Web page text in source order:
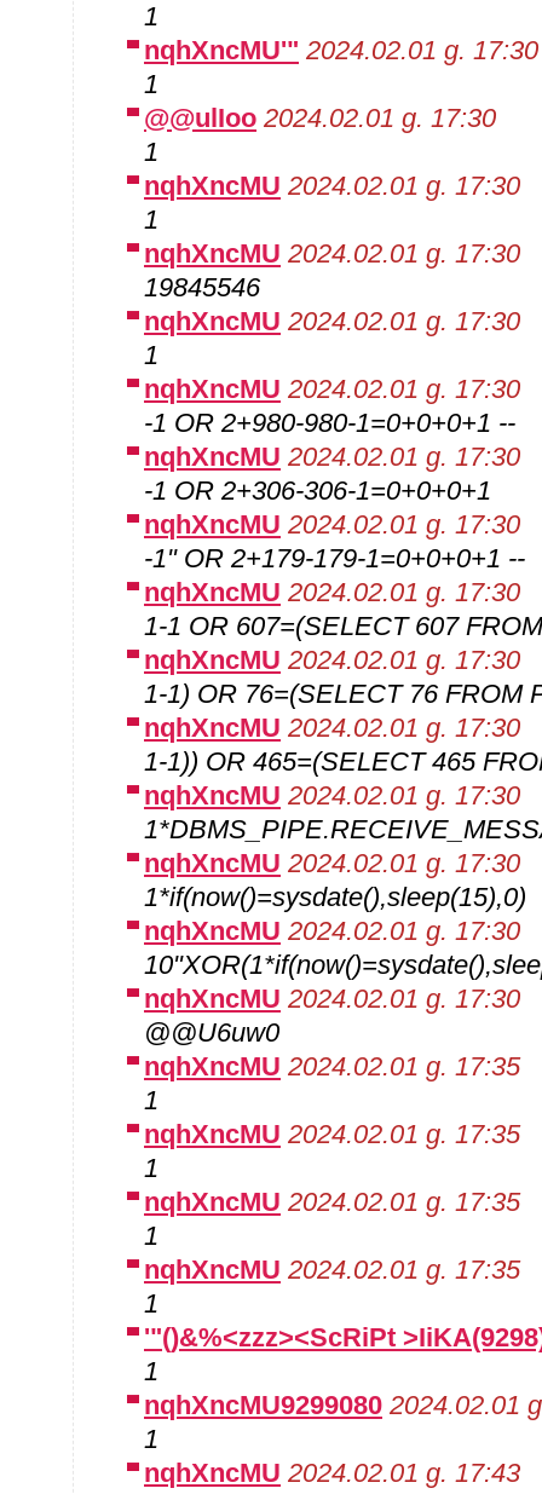
1
nqhXncMU'" 2024.02.01 g. 17:30
1
@@ulIoo 2024.02.01 g. 17:30
1
nqhXncMU 2024.02.01 g. 17:30
1
nqhXncMU 2024.02.01 g. 17:30
19845546
nqhXncMU 2024.02.01 g. 17:30
1
nqhXncMU 2024.02.01 g. 17:30
-1 OR 2+980-980-1=0+0+0+1 --
nqhXncMU 2024.02.01 g. 17:30
-1 OR 2+306-306-1=0+0+0+1
nqhXncMU 2024.02.01 g. 17:30
-1" OR 2+179-179-1=0+0+0+1 --
nqhXncMU 2024.02.01 g. 17:30
1-1 OR 607=(SELECT 607
nqhXncMU 2024.02.01 g. 17:30
1-1) OR 76=(SELECT 76 FROM
nqhXncMU 2024.02.01 g. 17:30
1-1)) OR 465=(SELECT 465
nqhXncMU 2024.02.01 g. 17:30
nqhXncMU 2024.02.01 g. 17:30
1*if(now()=sysdate(),sleep(15),0)
nqhXncMU 2024.02.01 g. 17:30
nqhXncMU 2024.02.01 g. 17:30
@@U6uw0
nqhXncMU 2024.02.01 g. 17:35
1
nqhXncMU 2024.02.01 g. 17:35
1
nqhXncMU 2024.02.01 g. 17:35
1
nqhXncMU 2024.02.01 g. 17:35
1
'"()&%<zzz><ScRiPt
1
nqhXncMU9299080 2024.02.01
1
nqhXncMU 2024.02.01 g. 17:43